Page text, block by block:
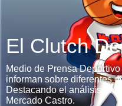
El Clutch
Medio de Prensa
informan sobre diferentes
Destacando el análisis
Mercado Castro.